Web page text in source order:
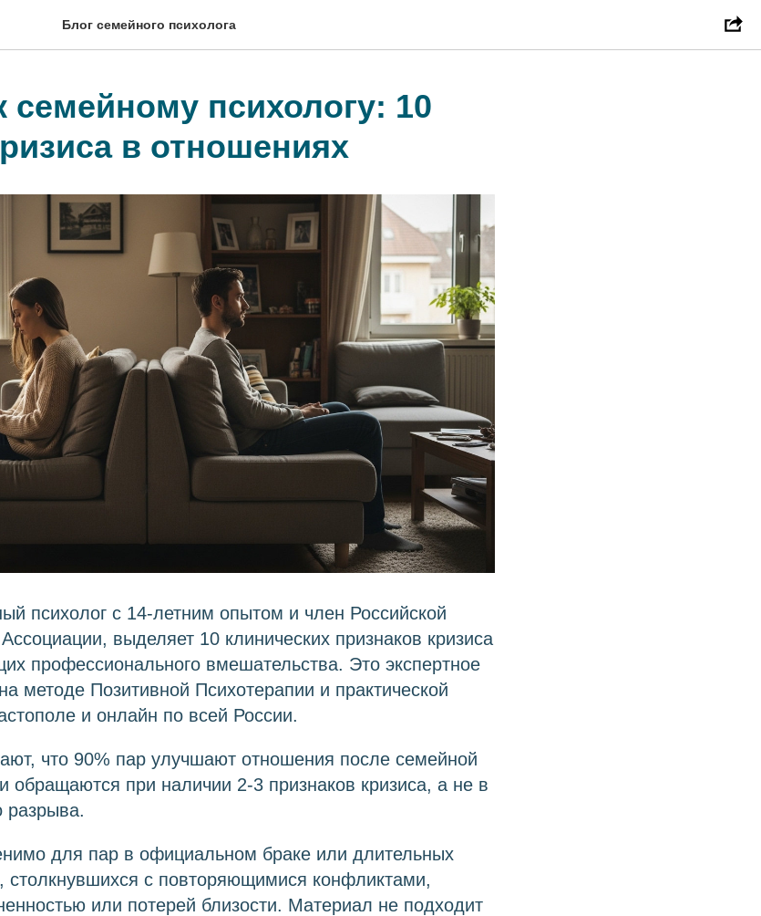
Блог семейного психолога
семейному психологу: 10
в отношениях
психолог с 14-летним опытом и член Российской
выделяет 10 клинических признаков кризиса
профессионального вмешательства. Это экспертное
методе Позитивной Психотерапии и практической
и онлайн по всей России.
что 90% пар улучшают отношения после семейной
обращаются при наличии 2-3 признаков кризиса, а не в
разрыва.
для пар в официальном браке или длительных
столкнувшихся с повторяющимися конфликтами,
или потерей близости. Материал не подходит